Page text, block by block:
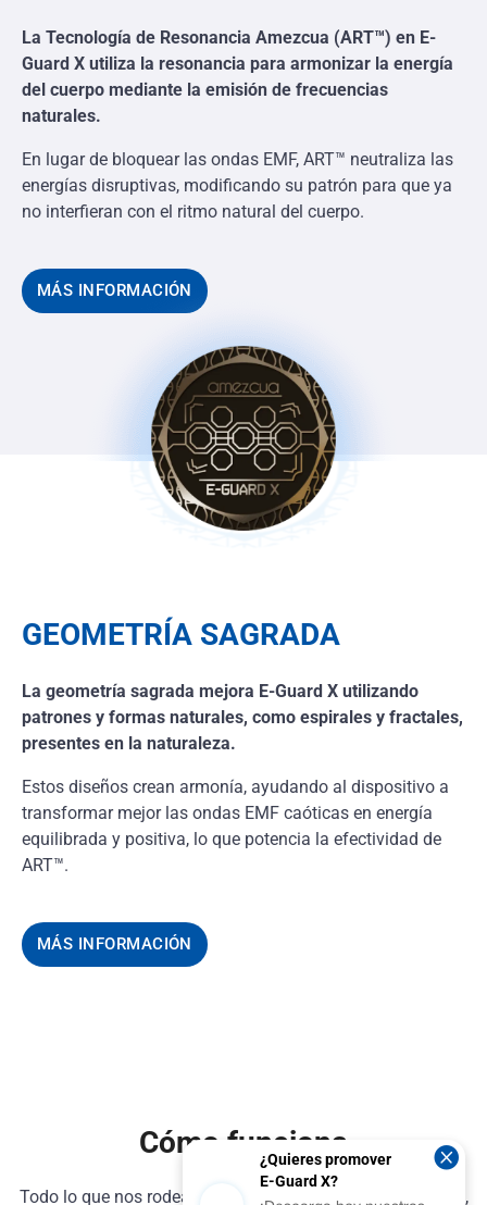
La Tecnología de Resonancia Amezcua (ART™) en E-
Guard X utiliza la resonancia para armonizar la energía
del cuerpo mediante la emisión de frecuencias
naturales.
En lugar de bloquear las ondas EMF, ART™ neutraliza las
energías disruptivas, modificando su patrón para que ya
no interfieran con el ritmo natural del cuerpo.
MÁS INFORMACIÓN
GEOMETRÍA SAGRADA
La geometría sagrada mejora E-Guard X utilizando
patrones y formas naturales, como espirales y fractales,
presentes en la naturaleza.
Estos diseños crean armonía, ayudando al dispositivo a
transformar mejor las ondas EMF caóticas en energía
equilibrada y positiva, lo que potencia la efectividad de
ART™.
MÁS INFORMACIÓN
Cómo funciona
Todo lo que nos rodea, incluidos nuestros propios cuerpos,
¿Quieres promover
E-Guard X?
